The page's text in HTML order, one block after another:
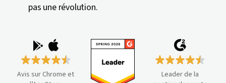
pas une révolution.
Avis sur Chrome et
Leader de la